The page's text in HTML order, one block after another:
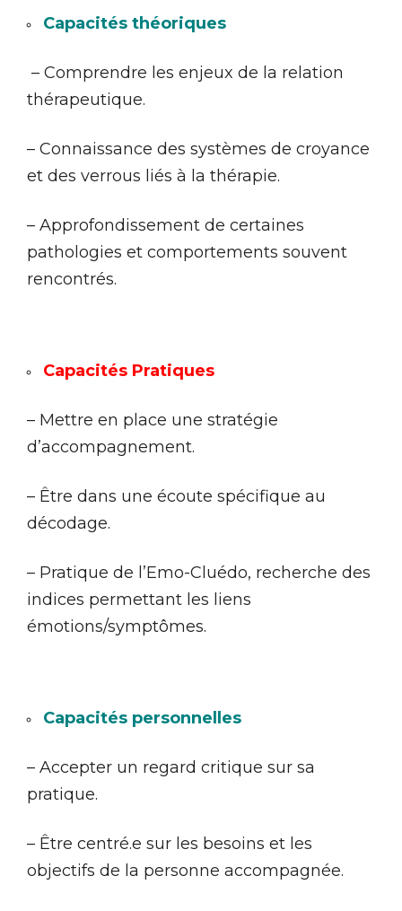
Capacités théoriques
– Comprendre les enjeux de la relation
thérapeutique.
– Connaissance des systèmes de croyance
et des verrous liés à la thérapie.
– Approfondissement de certaines
pathologies et comportements souvent
rencontrés.
Capacités Pratiques
– Mettre en place une stratégie
d’accompagnement.
– Être dans une écoute spécifique au
décodage.
– Pratique de l’Emo-Cluédo, recherche des
indices permettant les liens
émotions/symptômes.
Capacités personnelles
– Accepter un regard critique sur sa
pratique.
– Être centré.e sur les besoins et les
objectifs de la personne accompagnée.